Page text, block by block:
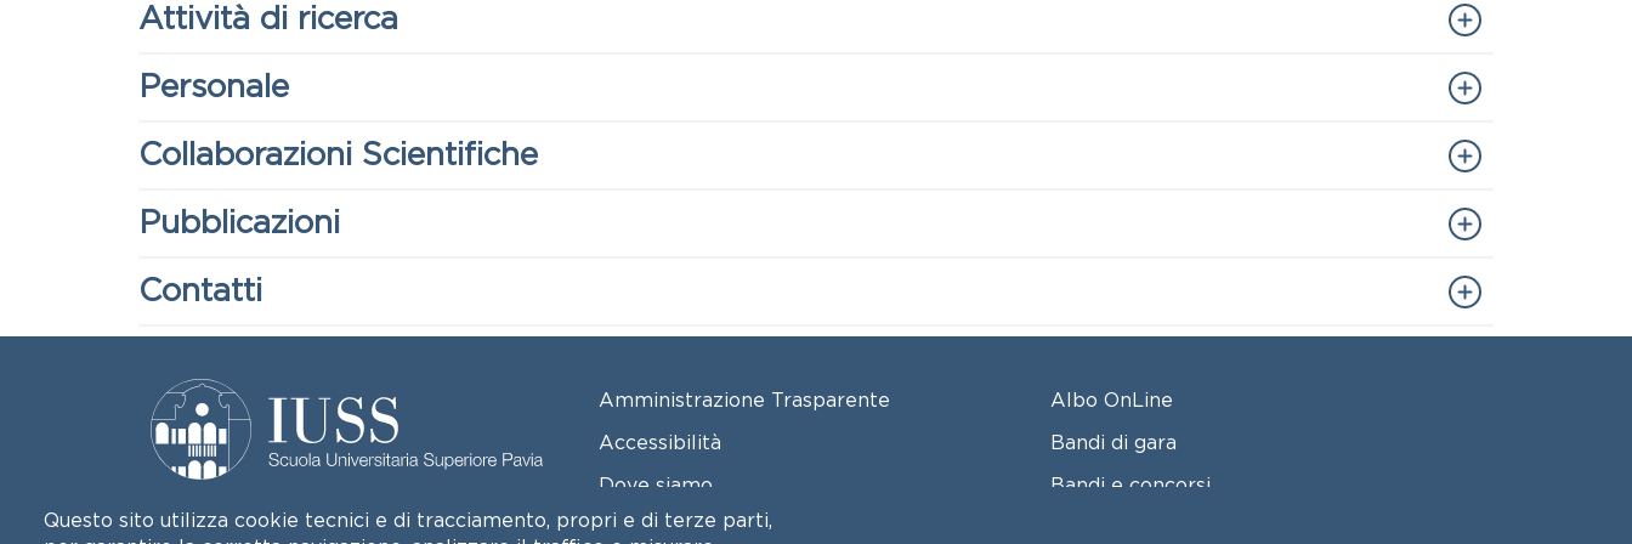
Titolo
Attività di ricerca
Titolo
Personale
Titolo
Collaborazioni Scientifiche
Titolo
Pubblicazioni
Titolo
Contatti
Questo sito utilizza cookie tecnici e di tracciamento, propri e di terze parti,
Palazzo del Broletto
FOOTER MENU
Amministrazione Trasparente
Accessibilità
Dove siamo
Informativa sui cookie
FOOTER 2
Albo OnLine
Bandi di gara
Bandi e concorsi